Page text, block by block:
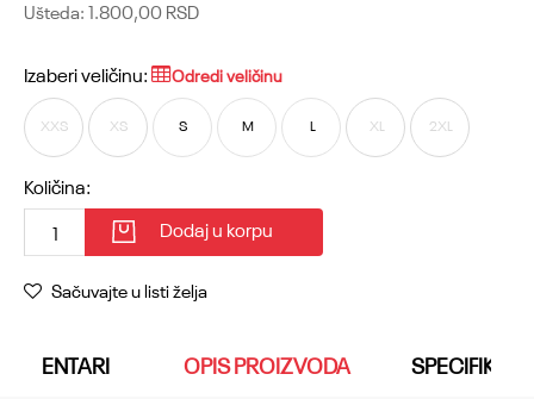
Ušteda: 1.800,00 RSD
Izaberi veličinu: Odredi veličinu
XXS XS S M L XL 2XL
Količina:
Dodaj u korpu
Sačuvajte u listi želja
OPIS PROIZVODA